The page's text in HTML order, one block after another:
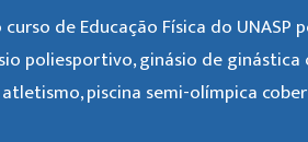
de Educação Física do
poliesportivo, ginásio de
piscina semi-olímpica